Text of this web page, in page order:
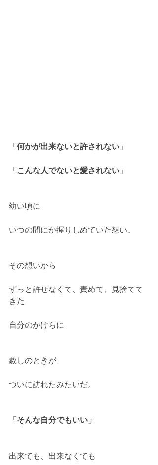
「 何かが出来ないと許されない 」
「 こんな人でないと愛されない 」
幼い頃に
いつの間にか握りしめていた想い。
その想いから
ずっと許せなくて、責めて、見捨てて
きた
自分のかけらに
赦しのときが
ついに訪れたみたいだ。
「そんな自分でもいい」
出来ても、出来なくても